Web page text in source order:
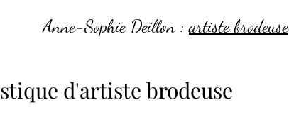
Anne-Sophie Deillon :artiste brodeuse
d'artiste brodeuse